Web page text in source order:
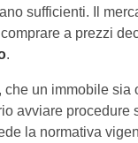
sufficienti. Il
a prezzi
.
che un immobile
avviare
la normativa